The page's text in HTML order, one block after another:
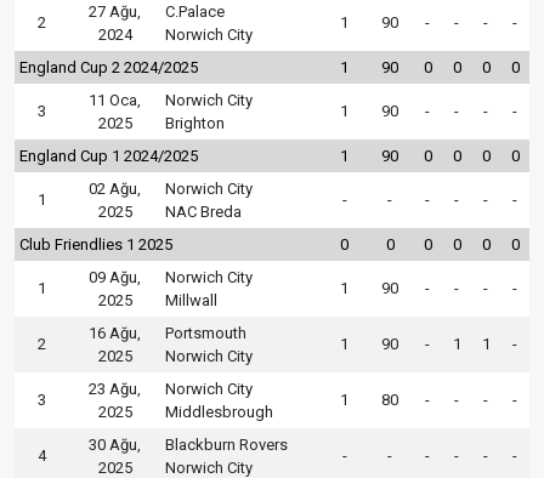
2
27 Ağu,
2024
C.Palace
Norwich City
1 90 - - - -
England Cup 2 2024/2025 1 90 0 0 0 0
3
11 Oca,
2025
Norwich City
Brighton
1 90 - - - -
England Cup 1 2024/2025 1 90 0 0 0 0
1
02 Ağu,
2025
Norwich City
NAC Breda
- - - - - -
Club Friendlies 1 2025 0 0 0 0 0 0
1
09 Ağu,
2025
Norwich City
Millwall
1 90 - - - -
2
16 Ağu,
2025
Portsmouth
Norwich City
1 90 - 1 1 -
3
23 Ağu,
2025
Norwich City
Middlesbrough
1 80 - - - -
4
30 Ağu,
2025
Blackburn Rovers
Norwich City
- - - - - -